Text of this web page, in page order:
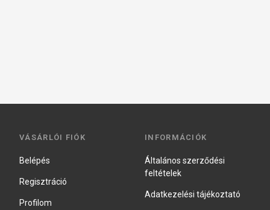
VÁSÁRLÓI FIÓK
Belépés
Regisztráció
Profilom
INFORMÁCIÓK
Általános szerződési
feltételek
Adatkezelési tájékoztató